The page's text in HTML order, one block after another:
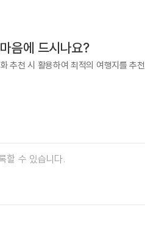
음에 드시나요?
추천 시 활용하여 최적의 여행지를 추